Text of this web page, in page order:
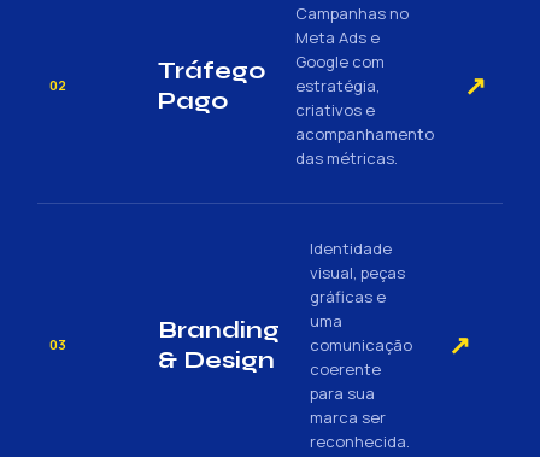
02
Tráfego
Pago
Campanhas no
Meta Ads e
Google com
estratégia,
criativos e
acompanhamento
das métricas.
↗
03
Branding
& Design
Identidade
visual, peças
gráficas e
uma
comunicação
coerente
para sua
marca ser
reconhecida.
↗